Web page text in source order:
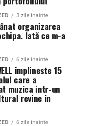
3 zile inainte
organizarea
Iată ce m-a
6 zile inainte
implineste 15
care a
muzica intr-un
revine in
6 zile inainte